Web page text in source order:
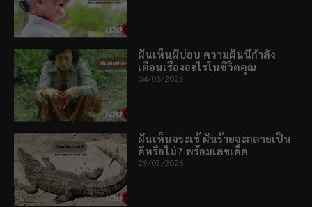
ฝันเห็นผีปอบ ความฝันนี้กำลัง
เตือนเรื่องอะไรในชีวิตคุณ
04/08/2026
ฝันเห็นจระเข้ ฝันร้ายจะกลายเป็น
ดีหรือไม่? พร้อมเลขเด็ด
29/07/2026